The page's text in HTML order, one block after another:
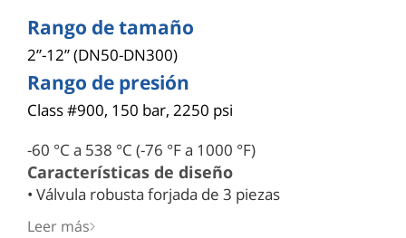
Rango de tamaño
2”-12” (DN50-DN300)
Rango de presión
Class #900, 150 bar, 2250 psi
-60 °C a 538 °C (-76 °F a 1000 °F)
Características de diseño
• Válvula robusta forjada de 3 piezas
• Doble bloqueo y purga
Leer más